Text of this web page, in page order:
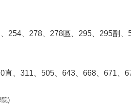
254、278、278區、295、295副
直、311、505、643、668、671
院)